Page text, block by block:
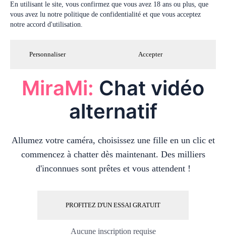
En utilisant le site, vous confirmez que vous avez 18 ans ou plus, que
vous avez lu notre politique de confidentialité et que vous acceptez
notre accord d'utilisation.
Personnaliser Accepter
MiraMi: Chat vidéo
alternatif
Allumez votre caméra, choisissez une fille en un clic et
commencez à chatter dès maintenant. Des milliers
d'inconnues sont prêtes et vous attendent !
PROFITEZ D'UN ESSAI GRATUIT
Aucune inscription requise